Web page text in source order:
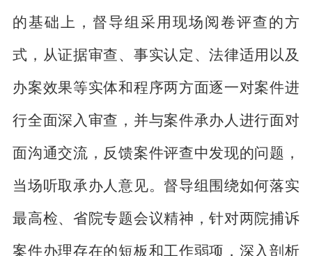
的基础上，督导组采用现场阅卷评查的方
式，从证据审查、事实认定、法律适用以及
办案效果等实体和程序两方面逐一对案件进
行全面深入审查，并与案件承办人进行面对
面沟通交流，反馈案件评查中发现的问题，
当场听取承办人意见。督导组围绕如何落实
最高检、省院专题会议精神，针对两院捕诉
案件办理存在的短板和工作弱项，深入剖析